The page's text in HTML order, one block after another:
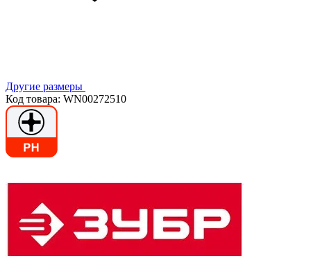
Другие размеры
Код товара: WN00272510